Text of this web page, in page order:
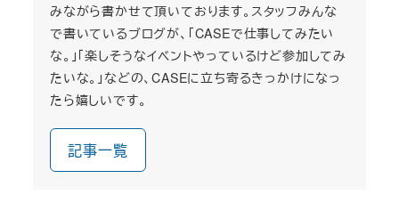
みながら書かせて頂いております。スタッフみんな
で書いているブログが、「CASEで仕事してみたい
な。」「楽しそうなイベントやっているけど参加してみ
たいな。」などの、CASEに立ち寄るきっかけになっ
たら嬉しいです。
記事一覧